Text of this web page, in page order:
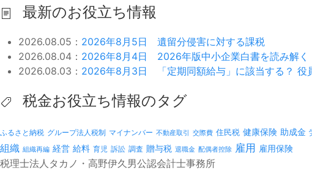
最新のお役立ち情報
2026.08.05： 2026年8月5日 遺留分侵害に対する課税
2026.08.04： 2026年8月4日 2026年版中小企業白書を読み解く
2026.08.03： 2026年8月3日 「定期同額給与」に該当する？ 役
税金お役立ち情報のタグ
ふるさと納税 グループ法人税制 マイナンバー 不動産取引 交際費 住民税 健康保険 助成金
組織 組織再編 経営 給料 育児 訴訟 調査 贈与税 退職金 配偶者控除 雇用 雇用保険
税理士法人タカノ・高野伊久男公認会計士事務所